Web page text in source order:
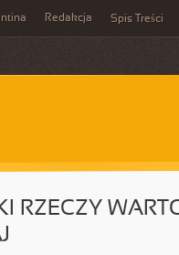
Redakcja Spis Treści
RZECZY